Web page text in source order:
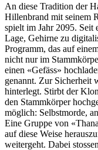
An diese Tradition der
Hillenbrand mit seinem
spielt im Jahr 2095. Seit
Lage, Gehirne zu
Programm, das auf
nicht nur im
einen «Gefäss»
genannt. Zur Sicherheit
hinterlegt. Stirbt der
den Stammkörper
möglich: Selbstmorde,
Eine Gruppe von
auf diese Weise
weitergeht. Dabei